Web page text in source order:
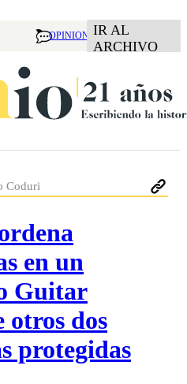
OPINION IR AL
ARCHIVO
Coduri
en un
Guitar
otros dos
protegidas